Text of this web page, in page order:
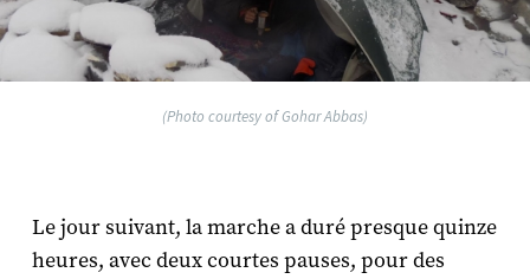
(Photo courtesy of Gohar Abbas)
Le jour suivant, la marche a duré presque quinze
heures, avec deux courtes pauses, pour des